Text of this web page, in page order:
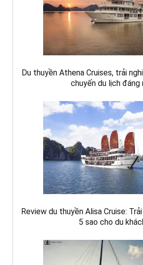
Du thuyền Athena Cruises, trải
chuyến du lịch đáng
Review du thuyền Alisa Cruise:
5 sao cho du